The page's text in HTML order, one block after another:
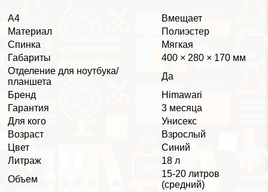
А4
Вмещает
Материал
Полиэстер
Спинка
Мягкая
Габариты
400 × 280 × 170 мм
Отделение для ноутбука/
планшета
Да
Бренд
Himawari
Гарантия
3 месяца
Для кого
Униceкc
Возраст
Взрослый
Цвет
Синий
Литраж
18 л
Объем
15-20 литров
(средний)